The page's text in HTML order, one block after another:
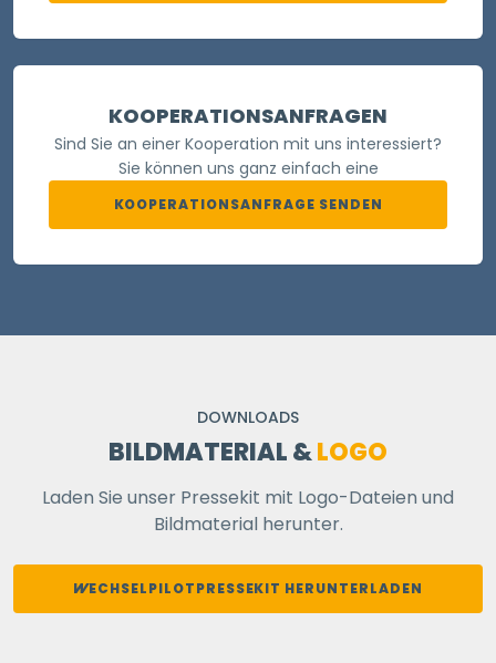
KOOPERATIONSANFRAGEN
Sind Sie an einer Kooperation mit uns interessiert?
Sie können uns ganz einfach eine
KOOPERATIONSANFRAGE SENDEN
DOWNLOADS
BILDMATERIAL &LOGO
Laden Sie unser Pressekit mit Logo-Dateien und
Bildmaterial herunter.
WECHSELPILOTPRESSEKIT HERUNTERLADEN